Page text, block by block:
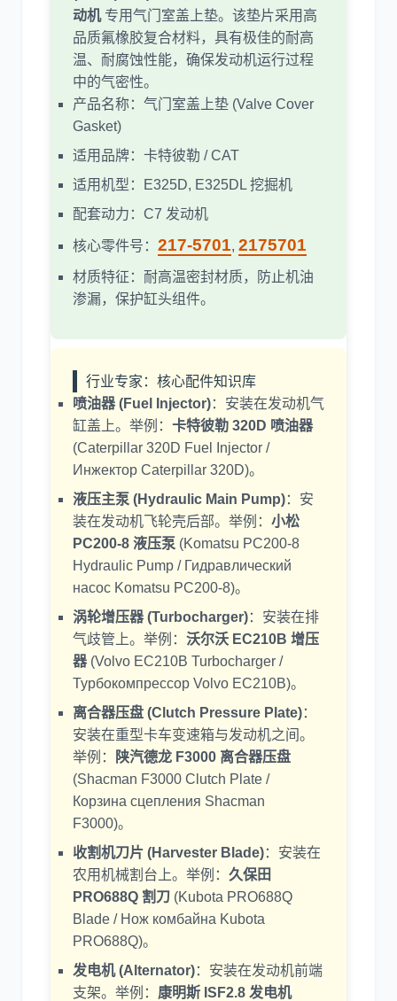
动机专用气门室盖上垫。该垫片采用高
品质氟橡胶复合材料，具有极佳的耐高
温、耐腐蚀性能，确保发动机运行过程
中的气密性。
产品名称：气门室盖上垫 (Valve Cover
Gasket)
适用品牌：卡特彼勒 / CAT
适用机型：E325D, E325DL 挖掘机
配套动力：C7 发动机
核心零件号： 217-5701, 2175701
材质特征：耐高温密封材质，防止机油
渗漏，保护缸头组件。
行业专家：核心配件知识库
喷油器 (Fuel Injector)：安装在发动机气
缸盖上。举例： 卡特彼勒 320D 喷油器
(Caterpillar 320D Fuel Injector /
Инжектор Caterpillar 320D)。
液压主泵 (Hydraulic Main Pump)：安
装在发动机飞轮壳后部。举例： 小松
PC200-8 液压泵 (Komatsu PC200-8
Hydraulic Pump / Гидравлический
насос Komatsu PC200-8)。
涡轮增压器 (Turbocharger)：安装在排
气歧管上。举例： 沃尔沃 EC210B 增压
器(Volvo EC210B Turbocharger /
Турбокомпрессор Volvo EC210B)。
离合器压盘 (Clutch Pressure Plate)：
安装在重型卡车变速箱与发动机之间。
举例：
陕汽德龙 F3000 离合器压盘
(Shacman F3000 Clutch Plate /
Корзина сцепления Shacman
F3000)。
收割机刀片 (Harvester Blade)：安装在
农用机械割台上。举例： 久保田
PRO688Q 割刀 (Kubota PRO688Q
Blade / Нож комбайна Kubota
PRO688Q)。
发电机 (Alternator)：安装在发动机前端
支架。举例： 康明斯 ISF2.8 发电机